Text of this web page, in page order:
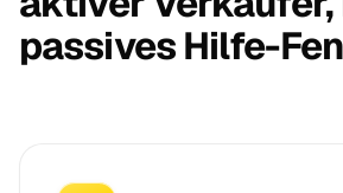
passives Hilfe-